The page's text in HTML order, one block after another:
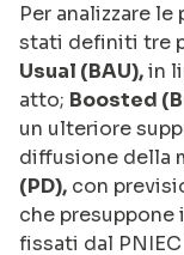
Per analizzare
stati definiti tre
Usual (BAU),in
atto; Boosted
un ulteriore
diffusione della
(PD), con
che
fissati dal